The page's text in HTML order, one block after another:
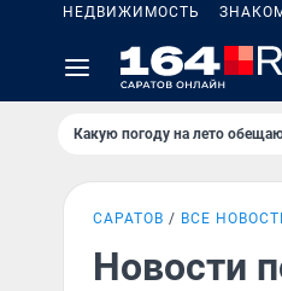
НЕДВИЖИМОСТЬ
Какую погоду на лето
САРАТОВ ВСЕ
Новости